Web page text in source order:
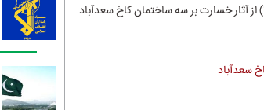
؛ خبرنگاران و عکاسان روز یکشنبه (۶ اردیبهشت ۱۴۰۵) از آثار خسارت بر سه ساختمان کاخ سعدآباد